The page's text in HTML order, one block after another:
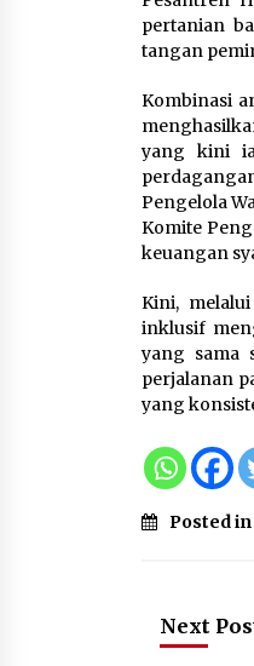
pertanian
tangan
Kombinasi
yang kini
Pengelola
Komite
keuangan
Kini,
inklusif
yang sama
perjalanan
yang
Posted in
Next